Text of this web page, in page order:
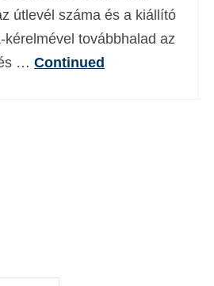
)
(Szlovén
útlevél száma és a kiállító
kérelmével továbbhalad az
… Continued